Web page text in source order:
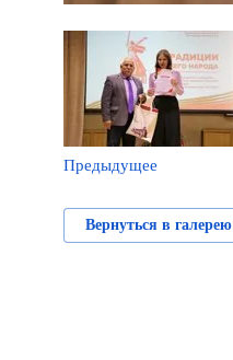
Предыдущее
Вернуться в галерею